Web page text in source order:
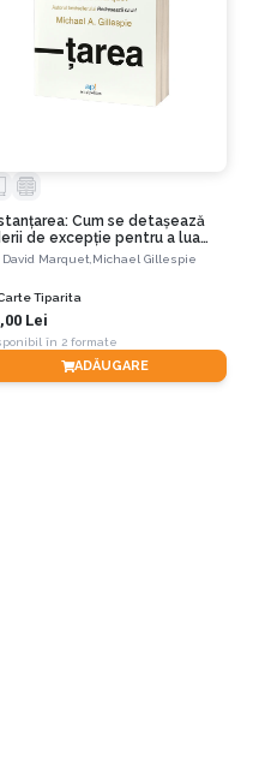
Cum se detașează
de excepție pentru a lua
mai bune
David Marquet, Michael Gillespie
Tiparita
Lei
în 2 formate
ADĂUGARE